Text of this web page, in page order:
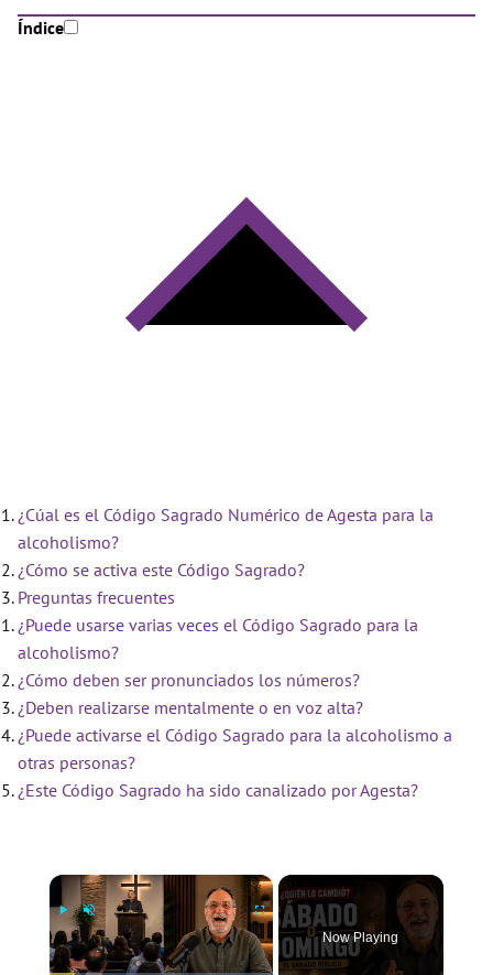
Índice
¿Cúal es el Código Sagrado Numérico de Agesta para la
alcoholismo?
¿Cómo se activa este Código Sagrado?
Preguntas frecuentes
¿Puede usarse varias veces el Código Sagrado para la
alcoholismo?
¿Cómo deben ser pronunciados los números?
¿Deben realizarse mentalmente o en voz alta?
¿Puede activarse el Código Sagrado para la alcoholismo a
otras personas?
¿Este Código Sagrado ha sido canalizado por Agesta?
×
Now Playing